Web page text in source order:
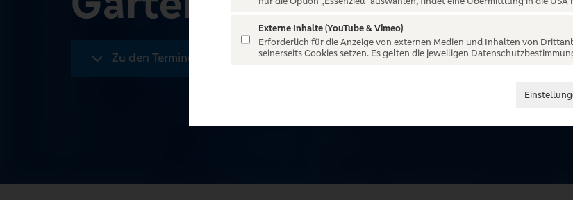
Zu den Terminen
Externe Inhalte (YouTube & Vimeo)
Erforderlich für die Anzeige von externen Medien und Inhalten von
seinerseits Cookies setzen. Es gelten die jeweiligen